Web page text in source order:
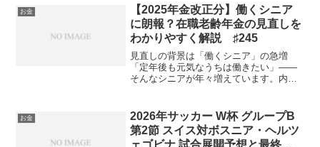
だけで足りるのか」という不安は、リタ
イア間近...
お金
【2025年金改正分】働くシニア
に朗報？在職老齢年金の見直しを
わかりやすく解説 ♯245
見直しの背景は「働くシニア」の急増
「定年後も元気なうちは働きたい」——
そんなシニアが年々増えています。内閣
（働いた）」と回答。その理由のトップ
は「生活の糧を得るた...
お金
2026年サッカー W杯 グループB
第2節 スイス対ボスニア・ヘルツ
ェゴビナ 試合展開予想と最終ス